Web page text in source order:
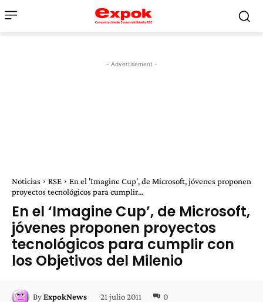
- Advertisement -
Noticias RSE
En el 'Imagine Cup', de Microsoft, jóvenes proponen
proyectos tecnológicos para cumplir...
En el ‘Imagine Cup’, de Microsoft,
jóvenes proponen proyectos
tecnológicos para cumplir con
los Objetivos del Milenio
ByExpokNews 21 julio 2011 0